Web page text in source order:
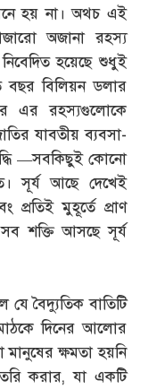
হয় না। অথচ এই
অজানা রহস্য
হয়েছে শুধুই
বছর বিলিয়ন ডলার
এর রহস্যগুলোকে
যাবতীয় ব্যবসা-
—সবকিছুই কোনো
সূর্য আছে দেখেই
প্রতিই মুহূর্তে প্রাণ
সব শক্তি আসছে সূর্য
বৈদ্যুতিক বাতিটি
দিনের আলোর
ক্ষমতা হয়নি
করার, যা একটি